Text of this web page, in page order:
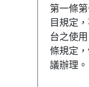
第一條
目規定
台之使
條規定
議辦理。